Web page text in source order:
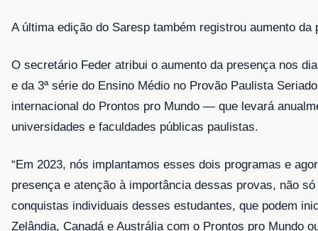
A última edição do Saresp também registrou aumento
O secretário Feder atribui o aumento da presença nos
e da 3ª série do Ensino Médio no Provão Paulista
internacional do Prontos pro Mundo — que levará
universidades e faculdades públicas paulistas.
“Em 2023, nós implantamos esses dois programas e
presença e atenção à importância dessas provas, não
conquistas individuais desses estudantes, que podem
Zelândia, Canadá e Austrália com o Prontos pro Mundo